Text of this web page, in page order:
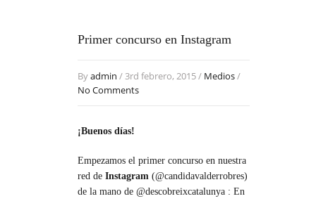
Primer concurso en Instagram
Byadmin / 3rd febrero, 2015 / Medios/
No Comments
¡Buenos días!
Empezamos el primer concurso en nuestra
red de Instagram (@candidavalderrobres)
de la mano de @descobreixcatalunya : En